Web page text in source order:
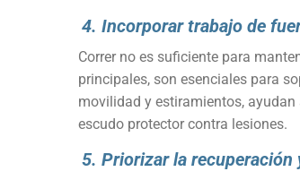
4. Incorporar trabajo de
Correr no es suficiente para
principales, son esenciales para
movilidad y estiramientos,
escudo protector contra lesiones.
5. Priorizar la recuperación